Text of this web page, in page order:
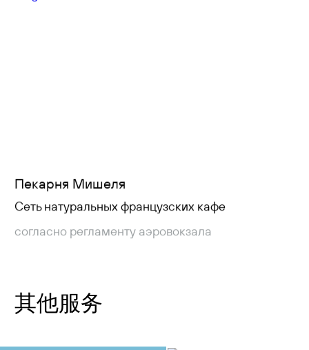
Пекарня Мишеля
Cеть натуральных французских кафе
согласно регламенту аэровокзала
其他服务